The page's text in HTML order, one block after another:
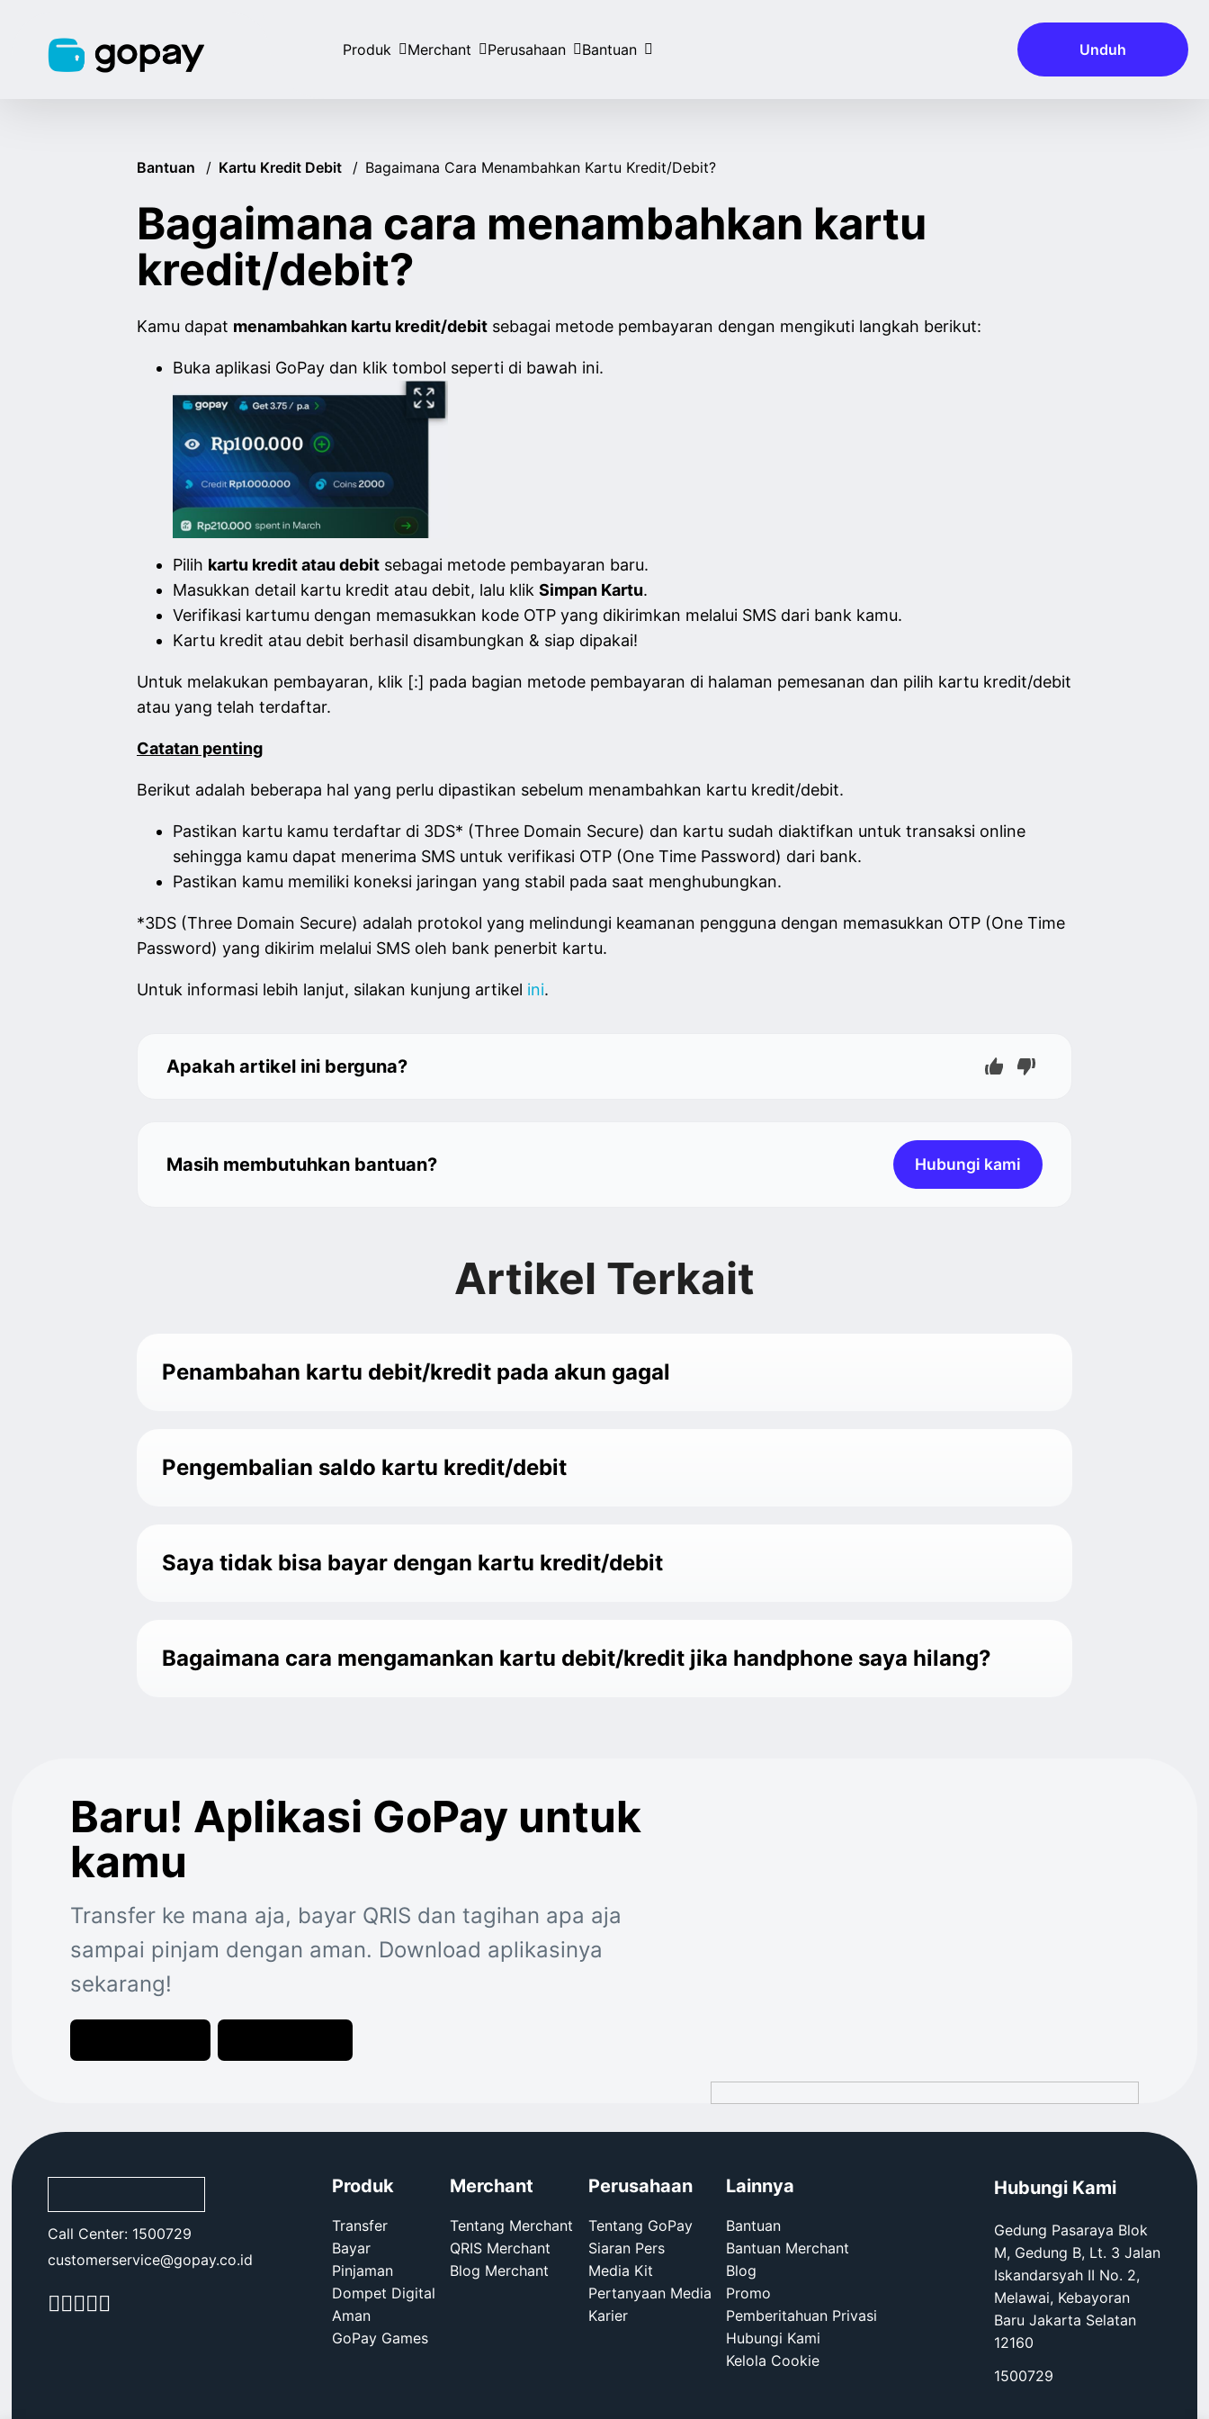
Produk Merchant Perusahaan Bantuan Unduh
Bantuan / Kartu Kredit Debit / Bagaimana Cara Menambahkan Kartu Kredit/debit?
Bagaimana cara menambahkan kartu
kredit/debit?
Kamu dapat menambahkan kartu kredit/debit sebagai metode pembayaran dengan mengikuti langkah berikut:
Buka aplikasi GoPay dan klik tombol seperti di bawah ini.
Pilih kartu kredit atau debit sebagai metode pembayaran baru.
Masukkan detail kartu kredit atau debit, lalu klik Simpan Kartu.
Verifikasi kartumu dengan memasukkan kode OTP yang dikirimkan melalui SMS dari bank kamu.
Kartu kredit atau debit berhasil disambungkan & siap dipakai!
Untuk melakukan pembayaran, klik [:] pada bagian metode pembayaran di halaman pemesanan dan pilih kartu kredit/debit
atau yang telah terdaftar.
Catatan penting
Berikut adalah beberapa hal yang perlu dipastikan sebelum menambahkan kartu kredit/debit.
Pastikan kartu kamu terdaftar di 3DS* (Three Domain Secure) dan kartu sudah diaktifkan untuk transaksi online
sehingga kamu dapat menerima SMS untuk verifikasi OTP (One Time Password) dari bank.
Pastikan kamu memiliki koneksi jaringan yang stabil pada saat menghubungkan.
*3DS (Three Domain Secure) adalah protokol yang melindungi keamanan pengguna dengan memasukkan OTP (One Time
Password) yang dikirim melalui SMS oleh bank penerbit kartu.
Untuk informasi lebih lanjut, silakan kunjung artikel ini.
Apakah artikel ini berguna?
Masih membutuhkan bantuan? Hubungi kami
Artikel Terkait
Penambahan kartu debit/kredit pada akun gagal
Pengembalian saldo kartu kredit/debit
Saya tidak bisa bayar dengan kartu kredit/debit
Bagaimana cara mengamankan kartu debit/kredit jika handphone saya hilang?
Baru! Aplikasi GoPay untuk
kamu
Transfer ke mana aja, bayar QRIS dan tagihan apa aja
sampai pinjam dengan aman. Download aplikasinya
sekarang!
Download
-
Download
-
Call Center: 1500729
customerservice@gopay.co.id
Produk
Transfer
Bayar
Pinjaman
Dompet Digital
Aman
GoPay Games
Merchant
Tentang Merchant
QRIS Merchant
Blog Merchant
Perusahaan
Tentang GoPay
Siaran Pers
Media Kit
Pertanyaan Media
Karier
Lainnya
Bantuan
Bantuan Merchant
Blog
Promo
Pemberitahuan Privasi
Hubungi Kami
Kelola Cookie
Hubungi Kami
Gedung Pasaraya Blok
M, Gedung B, Lt. 3 Jalan
Iskandarsyah II No. 2,
Melawai, Kebayoran
Baru Jakarta Selatan
12160
1500729